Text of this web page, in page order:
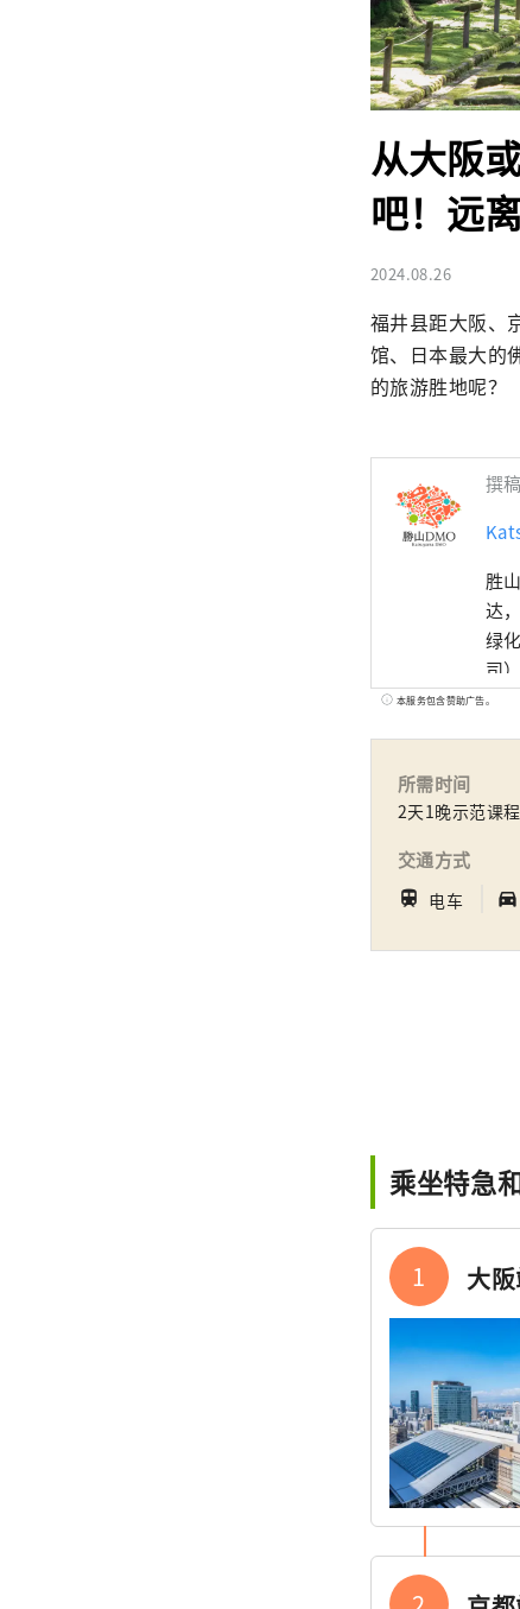
从大阪
吧！远
2024.08.26
福井县距大阪、
馆、日本最大的
的旅游胜地呢？
撰稿
胜
达
绿化丰
司
库
本服务包含赞助广告。
所需时间
2天1晚示范课程
交通方式
train 电车 directions_car_filled
乘坐特急
1 大